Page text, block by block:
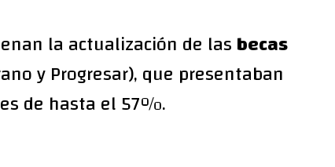
la actualización de lasbecas
y Progresar), que presentaban
de hasta el 57%.